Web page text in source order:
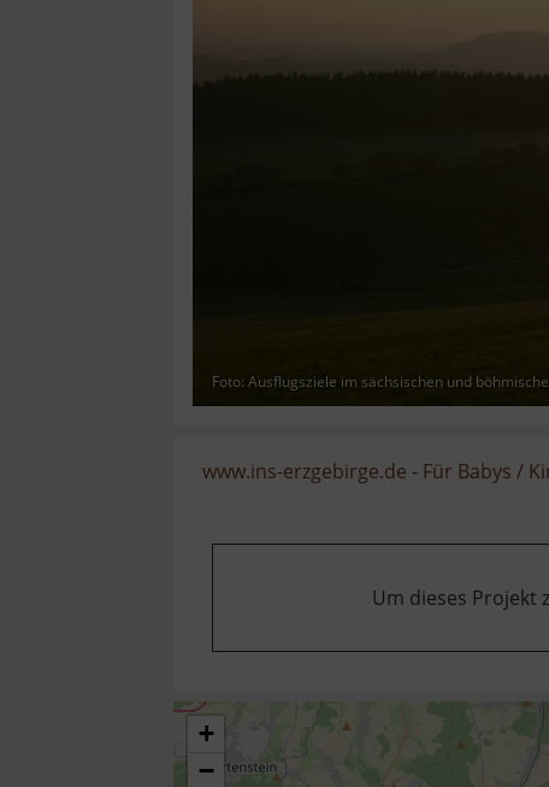
Foto: Ausflugsziele im sächsischen und
www.ins-erzgebirge.de - Für Babys /
Um dieses Projekt
+
−